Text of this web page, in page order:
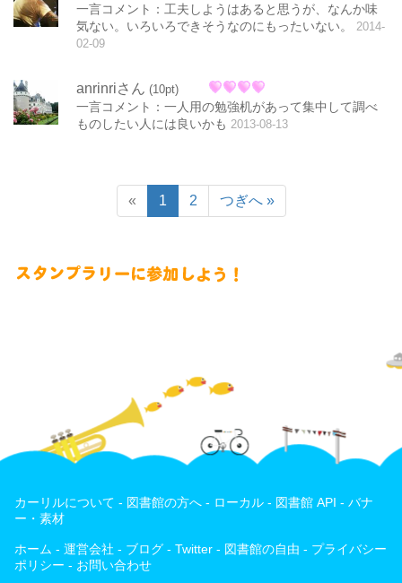
一言コメント：工夫しようはあると思うが、なんか味
気ない。いろいろできそうなのにもったいない。
2014-
02-09
anrinriさん (10pt)
一言コメント：一人用の勉強机があって集中して調べ
ものしたい人には良いかも 2013-08-13
« 1 2 つぎへ »
カーリルについて - 図書館の方へ - ローカル - 図書館 API - バナ
ー・素材
ホーム - 運営会社 - ブログ - Twitter - 図書館の自由 - プライバシー
ポリシー - お問い合わせ